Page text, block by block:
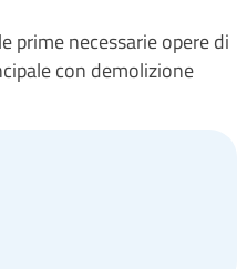
prime necessarie opere di
con demolizione